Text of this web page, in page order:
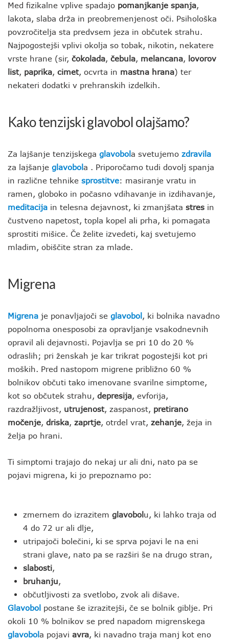
Med fizikalne vplive spadajo pomanjkanje spanja,
lakota, slaba drža in preobremenjenost oči. Psihološka
povzročitelja sta predvsem jeza in občutek strahu.
Najpogostejši vplivi okolja so tobak, nikotin, nekatere
vrste hrane (sir, čokolada, čebula, melancana, lovorov
list, paprika, cimet, ocvrta in mastna hrana) ter
nekateri dodatki v prehranskih izdelkih.
Kako tenzijski glavobol olajšamo?
Za lajšanje tenzijskega glavobol a svetujemo zdravila
za lajšanje glavobol a . Priporočamo tudi dovolj spanja
in različne tehnike sprostitve: masiranje vratu in
ramen, globoko in počasno vdihavanje in izdihavanje,
meditacija in telesna dejavnost, ki zmanjšata stres in
čustveno napetost, topla kopel ali prha, ki pomagata
sprostiti mišice. Če želite izvedeti, kaj svetujemo
mladim, obiščite stran za mlade.
Migrena
Migrena je ponavljajoči se glavobol , ki bolnika navadno
popolnoma onesposobi za opravljanje vsakodnevnih
opravil ali dejavnosti. Pojavlja se pri 10 do 20 %
odraslih; pri ženskah je kar trikrat pogostejši kot pri
moških. Pred nastopom migrene približno 60 %
bolnikov občuti tako imenovane svarilne simptome,
kot so občutek strahu, depresija, evforija,
razdražljivost, utrujenost, zaspanost, pretirano
močenje, driska, zaprtje, otrdel vrat, zehanje, žeja in
želja po hrani.
Ti simptomi trajajo do nekaj ur ali dni, nato pa se
pojavi migrena, ki jo prepoznamo po:
zmernem do izrazitem glavobol u, ki lahko traja od
4 do 72 ur ali dlje,
utripajoči bolečini, ki se sprva pojavi le na eni
strani glave, nato pa se razširi še na drugo stran,
slabosti,
bruhanju,
občutljivosti za svetlobo, zvok ali dišave.
Glavobol postane še izrazitejši, če se bolnik giblje. Pri
okoli 10 % bolnikov se pred napadom migrenskega
glavobol a pojavi avra, ki navadno traja manj kot eno